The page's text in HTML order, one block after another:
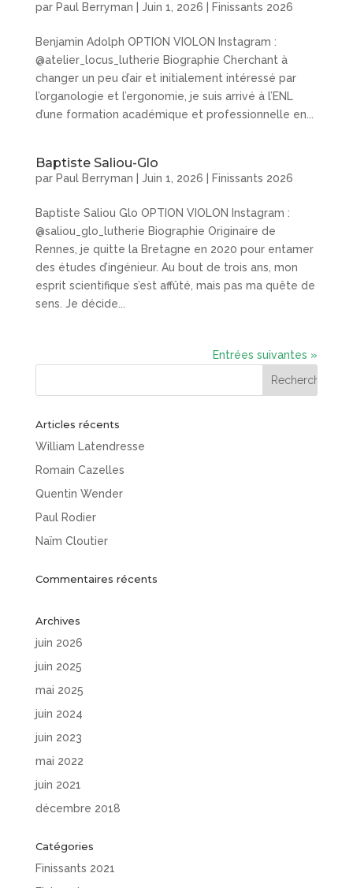
par Paul Berryman Juin 1, 2026 Finissants 2026
Benjamin Adolph OPTION VIOLON Instagram :
@atelier_locus_lutherie Biographie Cherchant à
changer un peu d’air et initialement intéressé par
l’organologie et l’ergonomie, je suis arrivé à l’ENL
d’une formation académique et professionnelle en...
Baptiste Saliou-Glo
par Paul Berryman Juin 1, 2026 Finissants 2026
Baptiste Saliou Glo OPTION VIOLON Instagram :
@saliou_glo_lutherie Biographie Originaire de
Rennes, je quitte la Bretagne en 2020 pour entamer
des études d’ingénieur. Au bout de trois ans, mon
esprit scientifique s’est affûté, mais pas ma quête de
sens. Je décide...
Entrées suivantes »
Articles récents
William Latendresse
Romain Cazelles
Quentin Wender
Paul Rodier
Naïm Cloutier
Commentaires récents
Archives
juin 2026
juin 2025
mai 2025
juin 2024
juin 2023
mai 2022
juin 2021
décembre 2018
Catégories
Finissants 2021